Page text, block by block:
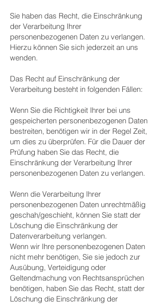
Sie haben das Recht, die Einschränkung
der Verarbeitung Ihrer
personenbezogenen Daten zu verlangen.
Hierzu können Sie sich jederzeit an uns
wenden.
Das Recht auf Einschränkung der
Verarbeitung besteht in folgenden Fällen:
Wenn Sie die Richtigkeit Ihrer bei uns
gespeicherten personenbezogenen Daten
bestreiten, benötigen wir in der Regel Zeit,
um dies zu überprüfen. Für die Dauer der
Prüfung haben Sie das Recht, die
Einschränkung der Verarbeitung Ihrer
personenbezogenen Daten zu verlangen.
Wenn die Verarbeitung Ihrer
personenbezogenen Daten unrechtmäßig
geschah/geschieht, können Sie statt der
Löschung die Einschränkung der
Datenverarbeitung verlangen.
Wenn wir Ihre personenbezogenen Daten
nicht mehr benötigen, Sie sie jedoch zur
Ausübung, Verteidigung oder
Geltendmachung von Rechtsansprüchen
benötigen, haben Sie das Recht, statt der
Löschung die Einschränkung der